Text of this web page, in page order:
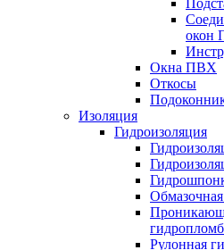
окон
Окна ПВХ
Откосы
Изоляция
Гидроизоляция
Рулонная